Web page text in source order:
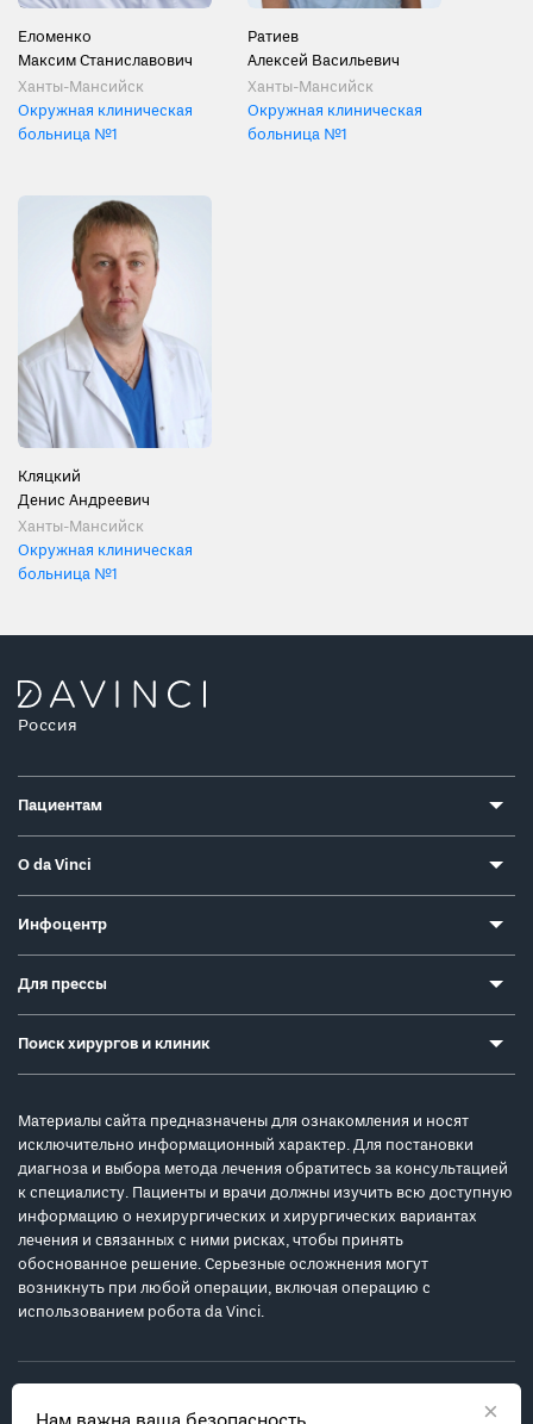
Еломенко
Максим Станиславович
Ханты-Мансийск
Окружная клиническая
больница №1
Ратиев
Алексей Васильевич
Ханты-Мансийск
Окружная клиническая
больница №1
Кляцкий
Денис Андреевич
Ханты-Мансийск
Окружная клиническая
больница №1
×
Россия
Пациентам
О da Vinci
Инфоцентр
Для прессы
Поиск хирургов и клиник
Материалы сайта предназначены для ознакомления и носят
исключительно информационный характер. Для постановки
диагноза и выбора метода лечения обратитесь за консультацией
к специалисту. Пациенты и врачи должны изучить всю доступную
информацию о нехирургических и хирургических вариантах
лечения и связанных с ними рисках, чтобы принять
обоснованное решение. Серьезные осложнения могут
возникнуть при любой операции, включая операцию с
использованием робота da Vinci.